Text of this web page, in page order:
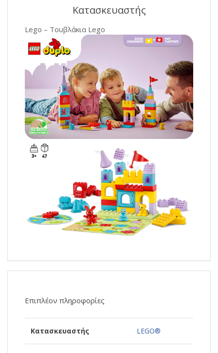
Κατασκευαστής
Lego – Τουβλάκια Lego
Επιπλέον πληροφορίες
Κατασκευαστής LEGO®